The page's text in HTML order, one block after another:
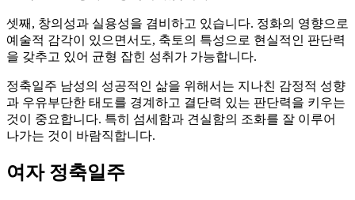
셋째, 창의성과 실용성을 겸비하고 있습니다. 정화의 영향으로
예술적 감각이 있으면서도, 축토의 특성으로 현실적인 판단력
을 갖추고 있어 균형 잡힌 성취가 가능합니다.
정축일주 남성의 성공적인 삶을 위해서는 지나친 감정적 성향
과 우유부단한 태도를 경계하고 결단력 있는 판단력을 키우는
것이 중요합니다. 특히 섬세함과 견실함의 조화를 잘 이루어
나가는 것이 바람직합니다.
여자 정축일주